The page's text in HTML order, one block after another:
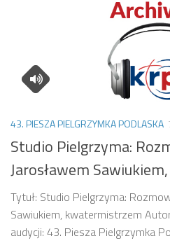
43. PIESZA PIELGRZYMKA PODLASKA
Studio Pielgrzyma:
Jarosławem
Tytuł: Studio Pielgrzyma:
Sawiukiem, kwatermistrzem
audycji: 43. Piesza Pielgrzymka